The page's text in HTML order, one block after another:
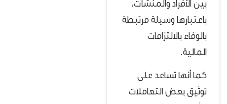
بين الأفراد والمنشآت،
باعتبارها وسيلة مرتبطة
بالوفاء بالالتزامات
المالية.
كما أنها تساعد على
توثيق بعض التعاملات